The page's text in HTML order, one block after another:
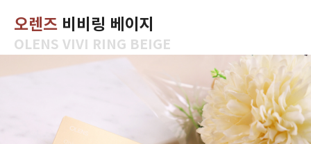
오렌즈 비비링 베이지
OLENS VIVI RING BEIGE